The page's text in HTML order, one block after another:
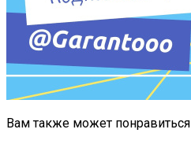
Вам также может понравиться